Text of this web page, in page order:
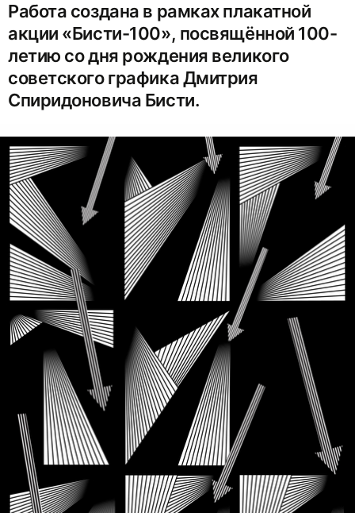
Работа создана в рамках плакатной
акции «Бисти-100», посвящённой 100-
летию со дня рождения великого
советского графика Дмитрия
Спиридоновича Бисти.